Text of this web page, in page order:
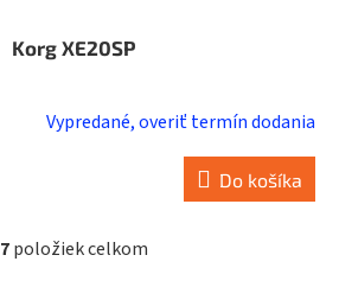
Korg XE20SP
Vypredané, overiť termín dodania
Do košíka
O
7položiek celkom